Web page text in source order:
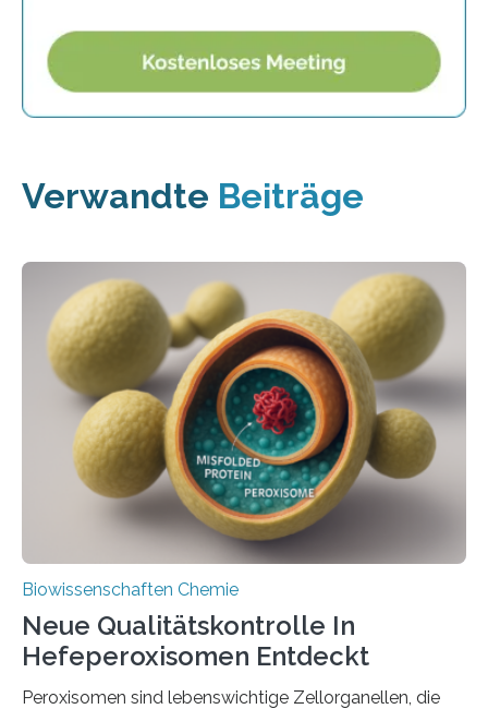
Verwandte Beiträge
Biowissenschaften Chemie
Neue Qualitätskontrolle In
Hefeperoxisomen Entdeckt
Peroxisomen sind lebenswichtige Zellorganellen, die